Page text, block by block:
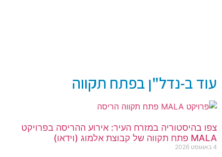
עוד ב-נדל"ן בפתח תקווה
צפו בהיסטוריה במזרח העיר: אירוע ההריסה בפרויקט
MALA פתח תקווה של קבוצת אלמוג (וידאו)
4 באוגוסט 2026